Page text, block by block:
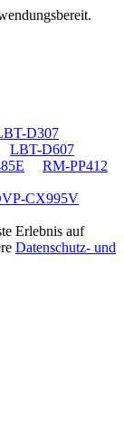
D307
LBT-D607
RM-PP412
CX995V
Erlebnis auf
Datenschutz- und